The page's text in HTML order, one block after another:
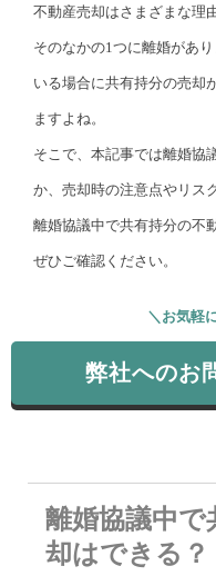
不動産売却はさまざまな理
そのなかの1つに離婚があ
いる場合に共有持分の売却
ますよね。
そこで、本記事では離婚協
か、売却時の注意点やリス
離婚協議中で共有持分の不
ぜひご確認ください。
＼お気軽
弊社へのお
離婚協議中で
却はできる？